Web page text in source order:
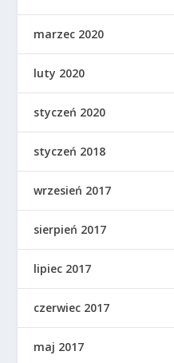
marzec 2020
luty 2020
styczeń 2020
styczeń 2018
wrzesień 2017
sierpień 2017
lipiec 2017
czerwiec 2017
maj 2017